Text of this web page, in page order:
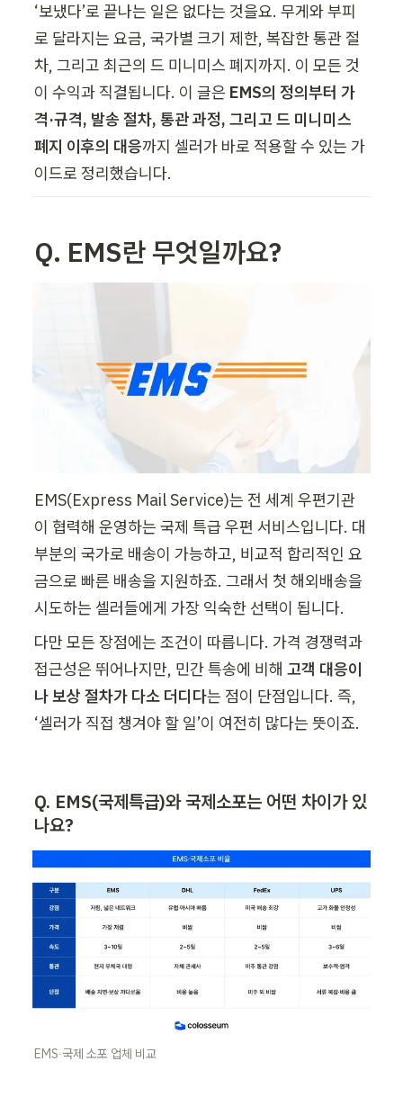
‘보냈다’로 끝나는 일은 없다는 것을요. 무게와 부피
로 달라지는 요금, 국가별 크기 제한, 복잡한 통관 절
차, 그리고 최근의 드 미니미스 폐지까지. 이 모든 것
이 수익과 직결됩니다. 이 글은 EMS의 정의부터 가
격·규격, 발송 절차, 통관 과정, 그리고 드 미니미스
폐지 이후의 대응까지 셀러가 바로 적용할 수 있는 가
이드로 정리했습니다.
Q. EMS란 무엇일까요?
EMS(Express Mail Service)는 전 세계 우편기관
이 협력해 운영하는 국제 특급 우편 서비스입니다. 대
부분의 국가로 배송이 가능하고, 비교적 합리적인 요
금으로 빠른 배송을 지원하죠. 그래서 첫 해외배송을
시도하는 셀러들에게 가장 익숙한 선택이 됩니다.
다만 모든 장점에는 조건이 따릅니다. 가격 경쟁력과
접근성은 뛰어나지만, 민간 특송에 비해 고객 대응이
나 보상 절차가 다소 더디다는 점이 단점입니다. 즉,
‘셀러가 직접 챙겨야 할 일’이 여전히 많다는 뜻이죠.
Q. EMS(국제특급)와 국제소포는 어떤 차이가 있
나요?
EMS∙국제 소포 업체 비교